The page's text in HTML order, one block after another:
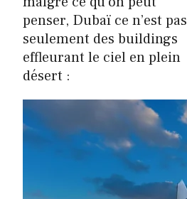
penser, Dubaï ce n’est pas
seulement des buildings
effleurant le ciel en plein
désert :